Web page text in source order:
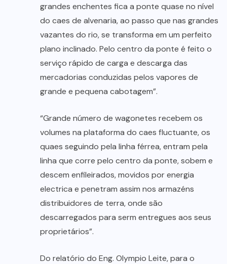
grandes enchentes fica a ponte quase no nível
do caes de alvenaria, ao passo que nas grandes
vazantes do rio, se transforma em um perfeito
plano inclinado. Pelo centro da ponte é feito o
serviço rápido de carga e descarga das
mercadorias conduzidas pelos vapores de
grande e pequena cabotagem”.
“Grande número de wagonetes recebem os
volumes na plataforma do caes fluctuante, os
quaes seguindo pela linha férrea, entram pela
linha que corre pelo centro da ponte, sobem e
descem enfileirados, movidos por energia
electrica e penetram assim nos armazéns
distribuidores de terra, onde são
descarregados para serm entregues aos seus
proprietários”.
Do relatório do Eng. Olympio Leite, para o